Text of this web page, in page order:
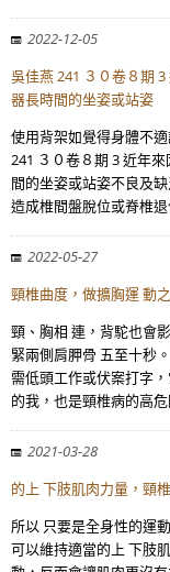
2022-12-05
吳佳燕 241 ３０卷８期
器長時間的坐姿或站姿
使用背架如覺得身體不
241 ３０卷８期 3 近年
間的坐姿或站姿不良及
造成椎間盤脫位或脊椎
2022-05-27
頸椎曲度，做擴胸運 動
頸、胸相 連，背駝也會
緊兩側肩胛骨 五至十秒
需低頭工作或伏案打字
的我，也是頸椎病的高
2021-03-28
的上 下肢肌肉力量，頸
所以 只要是全身性的運
可以維持適當的上 下肢